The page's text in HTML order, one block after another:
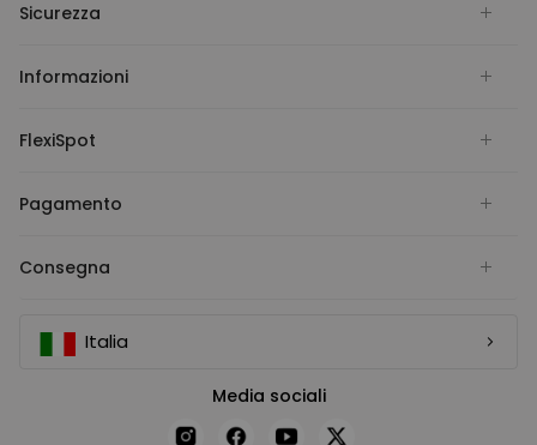
Sicurezza
Informazioni
FlexiSpot
Pagamento
Consegna
Italia
Media sociali